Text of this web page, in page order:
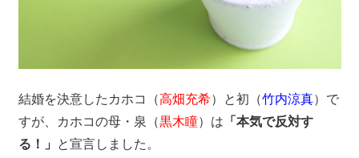
結婚を決意したカホコ（高畑充希）と初（竹内涼真）で
すが、カホコの母・泉（黒木瞳）は 「本気で反対す
る！」
と宣言しました。